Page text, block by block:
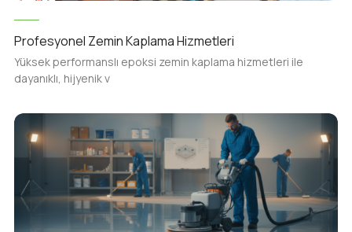
Profesyonel Zemin Kaplama Hizmetleri
Yüksek performanslı epoksi zemin kaplama hizmetleri ile
dayanıklı, hijyenik v